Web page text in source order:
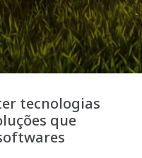
tecnologias
que